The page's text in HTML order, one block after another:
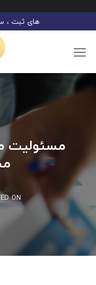
to
content
های ثبت ،
مسئولیت
ON